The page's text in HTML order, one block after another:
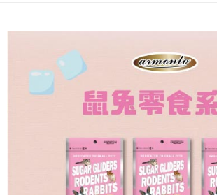
每筆NT$80，滿NT$1,000(含以上)免運費
每筆NT$160
付款後門市自取